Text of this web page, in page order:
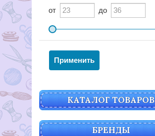
от до
КАТАЛОГ ТОВАРОВ
БРЕНДЫ